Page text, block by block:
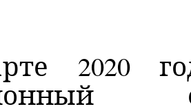
2020